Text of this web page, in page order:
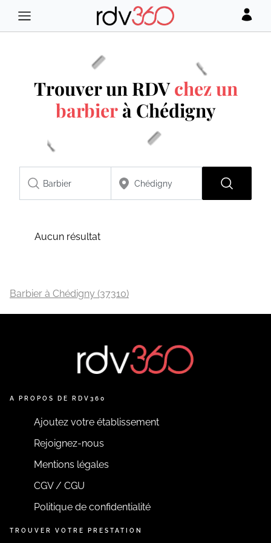
Trouver un RDVchez un
barbierà Chédigny
Aucun résultat
Barbier à Chédigny (37310)
A PROPOS DE RDV360
Ajoutez votre établissement
Rejoignez-nous
Mentions légales
CGV / CGU
Politique de confidentialité
TROUVER VOTRE PRESTATION